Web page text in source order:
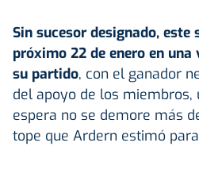
Sin sucesor designado, este
próximo 22 de enero en
su partido, con el ganador
del apoyo de los miembros,
espera no se demore más
tope que Ardern estimó